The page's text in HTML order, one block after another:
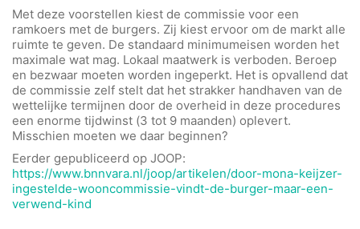
Met deze voorstellen kiest de commissie voor een
ramkoers met de burgers. Zij kiest ervoor om de markt alle
ruimte te geven. De standaard minimumeisen worden het
maximale wat mag. Lokaal maatwerk is verboden. Beroep
en bezwaar moeten worden ingeperkt. Het is opvallend dat
de commissie zelf stelt dat het strakker handhaven van de
wettelijke termijnen door de overheid in deze procedures
een enorme tijdwinst (3 tot 9 maanden) oplevert.
Misschien moeten we daar beginnen?
Eerder gepubliceerd op JOOP:
https://www.bnnvara.nl/joop/artikelen/door-mona-keijzer-
ingestelde-wooncommissie-vindt-de-burger-maar-een-
verwend-kind